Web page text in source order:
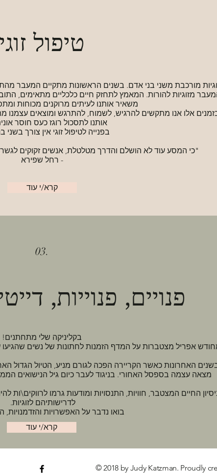
טיפול זוגי
מורכבת משני בני אדם. בשנים הראשונות מתקיים המעבר
מזוגיות להורות. המאמץ לתחזק חיים כלכליים מתאימים,
משאיר אותנו לעיתים מרוקנים מכוחות
אלו אנו מתקשים להרגיש, לשמוח, להתרגש ומוצאים עצמנו
אותנו לתסכול רוגז כעס חוסר
בפנייה לטיפול זוגי אין צורך בשני
"כי המסע עוד לא הושלם והדרך מטלטלת, אנשים זקוקים לגשר,
- רחל שפירא
קרא/י עוד
03.
פנויים, פנוייות,
בקליניקה שלי מתחתנים!
אפריל מצטברות על המדף הזמנות לחתונות של נשים שהגיעו
האחרונות כאשר הקריירה הפכה לגורם מניע, הטיול הגדול
מצאה עצמה בספסל האחורי. בניגוד לעבר כיום גיל הנישואים הממוצע עלה לגיל 30
החיים המצטבר, חוויות, התנסויות ומודעות גרמו לרווקים\ות
לדרישותיהם לזוגיות.
בואו נדבר על האפשרויות
קרא/י עוד
© 2018 by Judy Katzman. Proudly